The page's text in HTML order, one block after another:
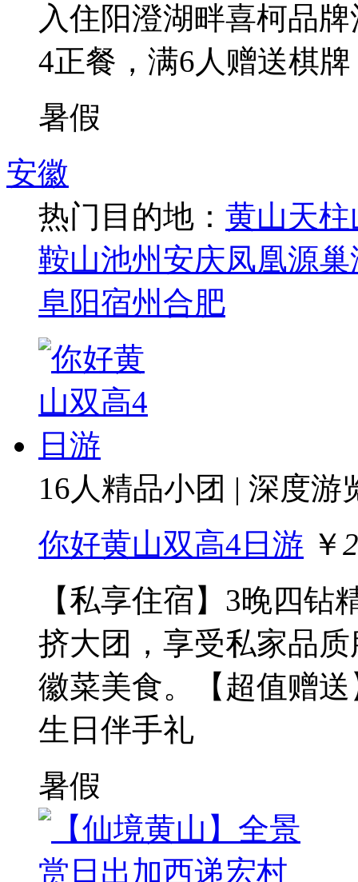
入住阳澄湖畔喜柯品
4正餐，满6人赠送棋
暑假
安徽
热门目的地： 黄山天柱
鞍山池州 安庆凤凰源巢
阜阳宿州 合肥
16人精品小团 | 深度
你好黄山双高4日游 ￥
【私享住宿】3晚四
挤大团，享受私家品
徽菜美食。【超值赠
生日伴手礼
暑假